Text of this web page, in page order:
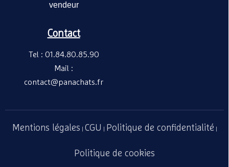
vendeur
Contact
Tel : 01.84.80.85.90
Mail :
contact@panachats.fr
Mentions légales CGU Politique de confidentialité
Politique de cookies